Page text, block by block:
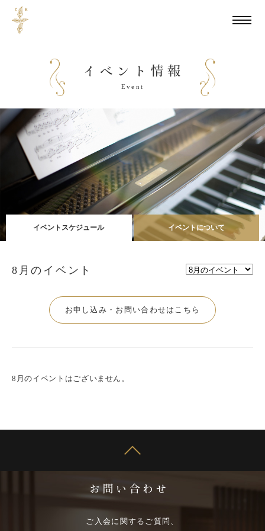
Event
イベントスケジュール イベントについて
8月のイベント
お申し込み・お問い合わせはこちら
8月のイベントはございません。
ご入会に関するご質問、